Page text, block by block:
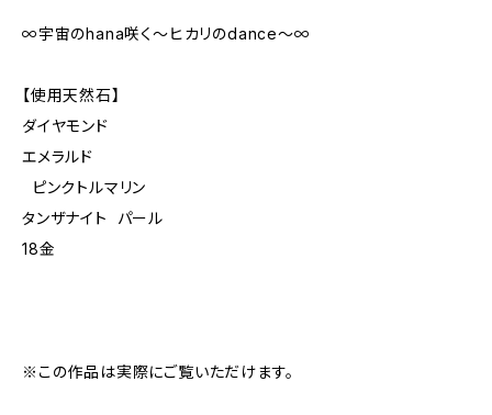
∞宇宙のhana咲く〜ヒカリのdance〜∞
【使用天然石】
ダイヤモンド
エメラルド
ピンクトルマリン
タンザナイト パール
18金
※この作品は実際にご覧いただけます。